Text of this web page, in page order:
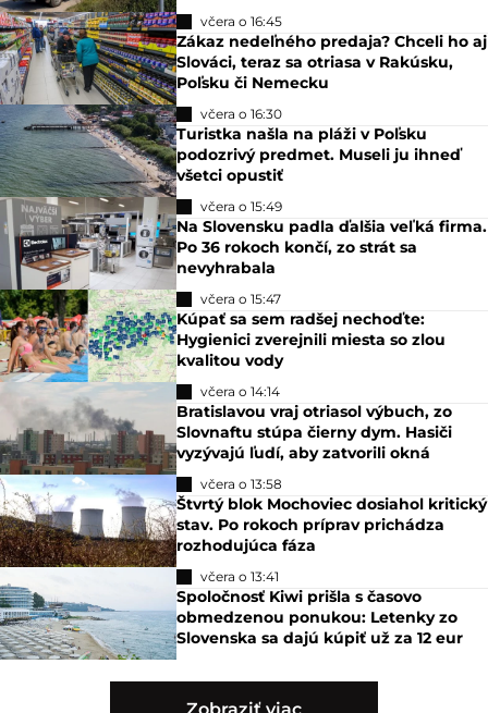
včera o 16:45
Zákaz nedeľného predaja? Chceli ho aj
Slováci, teraz sa otriasa v Rakúsku,
Poľsku či Nemecku
včera o 16:30
Turistka našla na pláži v Poľsku
podozrivý predmet. Museli ju ihneď
všetci opustiť
včera o 15:49
Na Slovensku padla ďalšia veľká firma.
Po 36 rokoch končí, zo strát sa
nevyhrabala
včera o 15:47
Kúpať sa sem radšej nechoďte:
Hygienici zverejnili miesta so zlou
kvalitou vody
včera o 14:14
Bratislavou vraj otriasol výbuch, zo
Slovnaftu stúpa čierny dym. Hasiči
vyzývajú ľudí, aby zatvorili okná
včera o 13:58
Štvrtý blok Mochoviec dosiahol kritický
stav. Po rokoch príprav prichádza
rozhodujúca fáza
včera o 13:41
Spoločnosť Kiwi prišla s časovo
obmedzenou ponukou: Letenky zo
Slovenska sa dajú kúpiť už za 12 eur